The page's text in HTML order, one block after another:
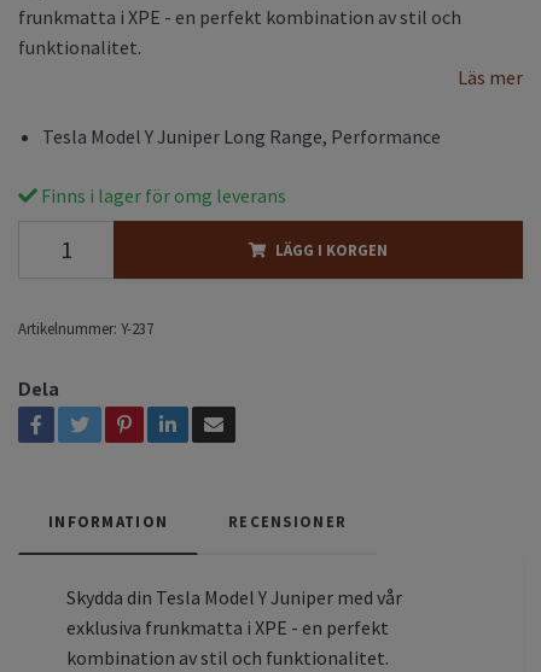
frunkmatta i XPE - en perfekt kombination av stil och
funktionalitet.
Läs mer
Tesla Model Y Juniper Long Range, Performance
Finns i lager för omg leverans
LÄGG I KORGEN
Artikelnummer: Y-237
Dela
INFORMATION RECENSIONER
Skydda din Tesla Model Y Juniper med vår
exklusiva frunkmatta i XPE - en perfekt
kombination av stil och funktionalitet.